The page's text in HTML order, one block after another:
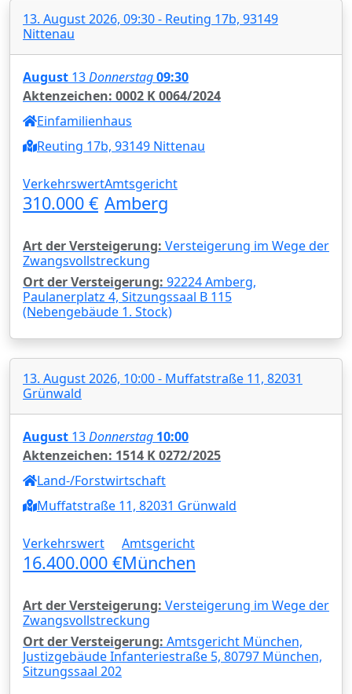
13. August 2026, 09:30 - Reuting 17b, 93149
Nittenau
August 13Donnerstag09:30
Aktenzeichen: 0002 K 0064/2024
Einfamilienhaus
Reuting 17b, 93149 Nittenau
Verkehrswert
310.000 €
Amtsgericht
Amberg
Art der Versteigerung: Versteigerung im Wege der
Zwangsvollstreckung
Ort der Versteigerung: 92224 Amberg,
Paulanerplatz 4, Sitzungssaal B 115
(Nebengebäude 1. Stock)
13. August 2026, 10:00 - Muffatstraße 11, 82031
Grünwald
August 13Donnerstag 10:00
Aktenzeichen: 1514 K 0272/2025
Land-/Forstwirtschaft
Muffatstraße 11, 82031 Grünwald
Verkehrswert
16.400.000 €
Amtsgericht
München
Art der Versteigerung: Versteigerung im Wege der
Zwangsvollstreckung
Ort der Versteigerung: Amtsgericht München,
Justizgebäude Infanteriestraße 5, 80797 München,
Sitzungssaal 202